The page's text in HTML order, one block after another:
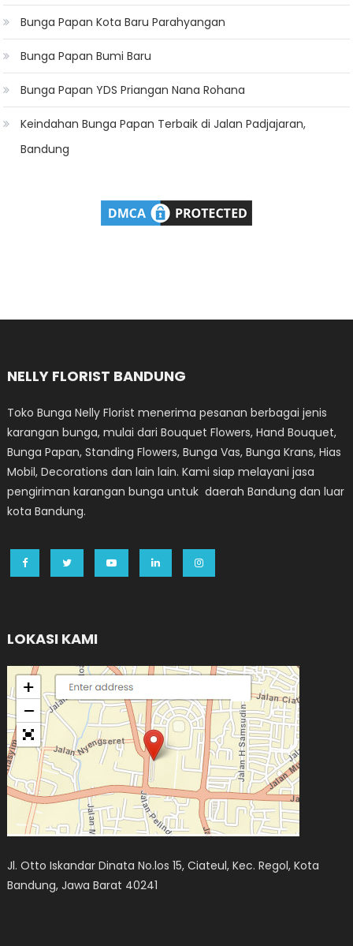
Bunga Papan Kota Baru Parahyangan
Bunga Papan Bumi Baru
Bunga Papan YDS Priangan Nana Rohana
Keindahan Bunga Papan Terbaik di Jalan Padjajaran,
Bandung
NELLY FLORIST BANDUNG
Toko Bunga Nelly Florist menerima pesanan berbagai jenis
karangan bunga, mulai dari Bouquet Flowers, Hand Bouquet,
Bunga Papan, Standing Flowers, Bunga Vas, Bunga Krans, Hias
Mobil, Decorations dan lain lain. Kami siap melayani jasa
pengiriman karangan bunga untuk daerah Bandung dan luar
kota Bandung.
LOKASI KAMI
Jl. Otto Iskandar Dinata No.los 15, Ciateul, Kec. Regol, Kota
Bandung, Jawa Barat 40241